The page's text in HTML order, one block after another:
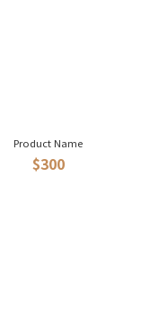
Product Name
$300